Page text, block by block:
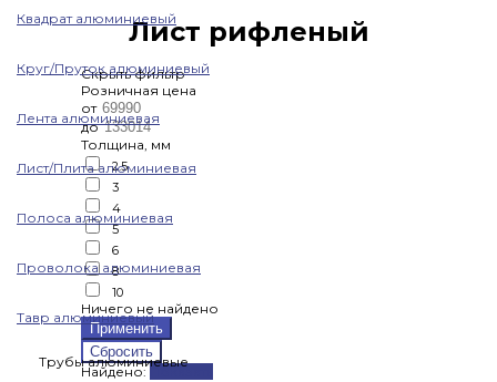
Квадрат алюминиевый
Круг/Пруток алюминиевый
Лента алюминиевая
Лист/Плита алюминиевая
Полоса алюминиевая
Проволока алюминиевая
Тавр алюминиевый
Трубы алюминиевые
Лист рифленый
Скрыть фильтр
Розничная цена
от
до
Толщина, мм
2.5
3
4
5
6
8
10
Ничего не найдено
Найдено: Показать